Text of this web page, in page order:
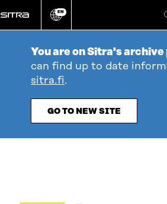
directly
to
Change
EN
You are on Sitra's archive
can find up to date
sitra.fi.
GO TO NEW SITE